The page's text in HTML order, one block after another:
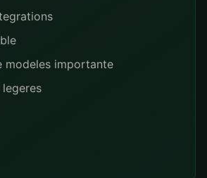
modeles importante
legeres